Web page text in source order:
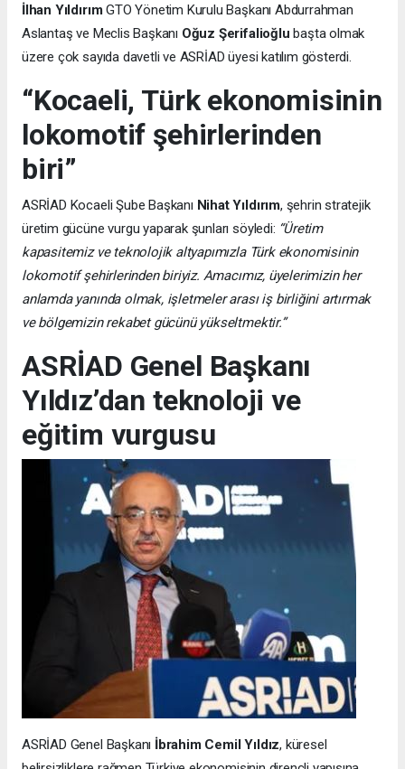
İlhan YıldırımGTO Yönetim Kurulu Başkanı Abdurrahman
Aslantaş ve Meclis Başkanı Oğuz Şerifalioğlu başta olmak
üzere çok sayıda davetli ve ASRİAD üyesi katılım gösterdi.
“Kocaeli, Türk ekonomisinin
lokomotif şehirlerinden
biri”
ASRİAD Kocaeli Şube Başkanı Nihat Yıldırım, şehrin stratejik
üretim gücüne vurgu yaparak şunları söyledi: “Üretim
kapasitemiz ve teknolojik altyapımızla Türk ekonomisinin
lokomotif şehirlerinden biriyiz. Amacımız, üyelerimizin her
anlamda yanında olmak, işletmeler arası iş birliğini artırmak
ve bölgemizin rekabet gücünü yükseltmektir.”
ASRİAD Genel Başkanı
Yıldız’dan teknoloji ve
eğitim vurgusu
ASRİAD Genel Başkanı İbrahim Cemil Yıldız, küresel